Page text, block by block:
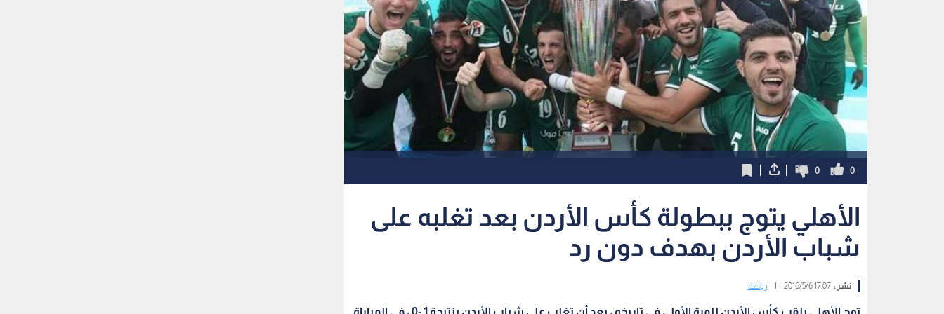
0
0
الأهلي يتوج ببطولة كأس الأردن بعد تغلبه على
شباب الأردن بهدف دون رد
نشر :17:07 2016/5/6 رياضة
توج الأهلي بلقب كأس الأردن للمرة الأولى في تاريخه ، بعد أن تغلب على شباب الأردن بنتيجة 1 -0 ، في المباراة